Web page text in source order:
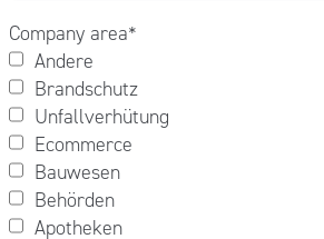
Company area*
Andere
Brandschutz
Unfallverhütung
Ecommerce
Bauwesen
Behörden
Apotheken